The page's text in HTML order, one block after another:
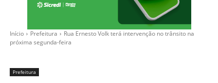
Início Prefeitura
Rua Ernesto Volk terá intervenção no trânsito na
próxima segunda-feira
Prefeitura